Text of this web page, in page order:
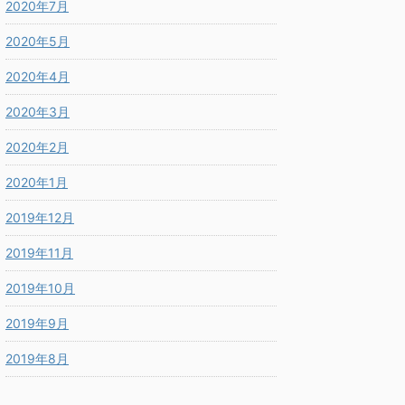
2020年7月
2020年5月
2020年4月
2020年3月
2020年2月
2020年1月
2019年12月
2019年11月
2019年10月
2019年9月
2019年8月